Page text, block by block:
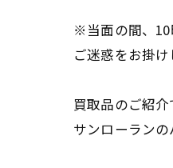
※当面の間、10
ご迷惑をお掛
買取品のご紹介
サンローラン